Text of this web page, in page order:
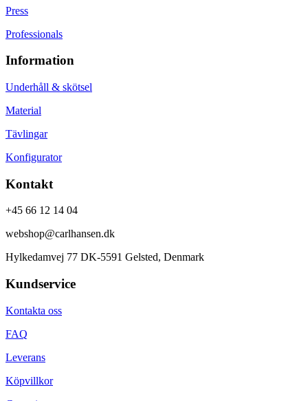
Press
Professionals
Information
Underhåll & skötsel
Material
Tävlingar
Konfigurator
Kontakt
+45 66 12 14 04
webshop@carlhansen.dk
Hylkedamvej 77 DK-5591 Gelsted, Denmark
Kundservice
Kontakta oss
FAQ
Leverans
Köpvillkor